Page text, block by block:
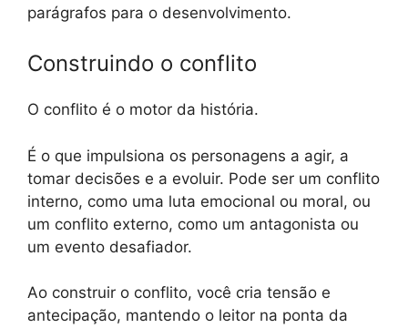
parágrafos para o desenvolvimento.
Construindo o conflito
O conflito é o motor da história.
É o que impulsiona os personagens a agir, a
tomar decisões e a evoluir. Pode ser um conflito
interno, como uma luta emocional ou moral, ou
um conflito externo, como um antagonista ou
um evento desafiador.
Ao construir o conflito, você cria tensão e
antecipação, mantendo o leitor na ponta da